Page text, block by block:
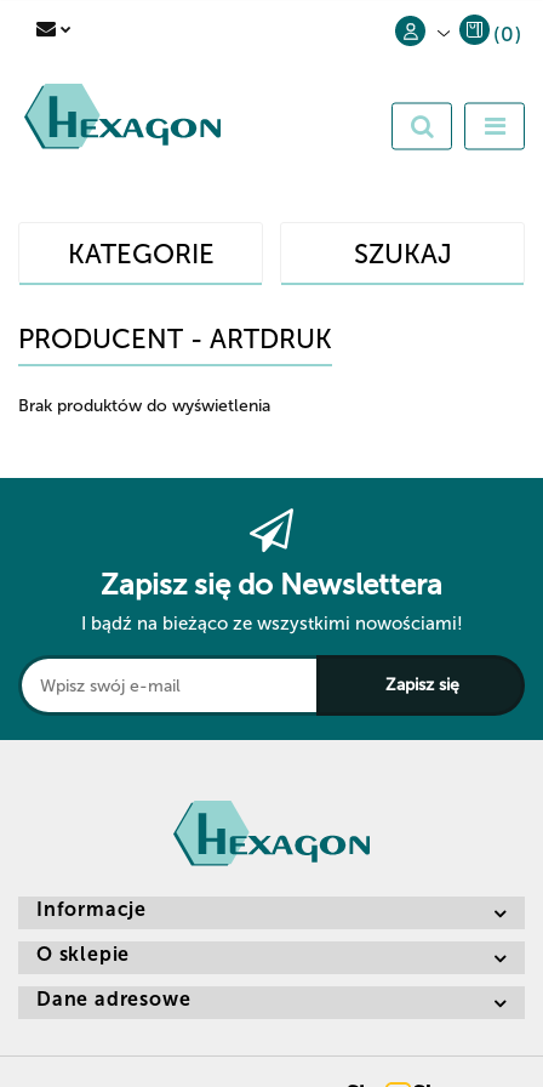
Zarejestruj się
(0)
KATEGORIE SZUKAJ
PRODUCENT - ARTDRUK
Brak produktów do wyświetlenia
Zapisz się do Newslettera
I bądź na bieżąco ze wszystkimi nowościami!
Dane adresowe
Informacje
O sklepie